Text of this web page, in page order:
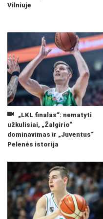
Vilniuje
„LKL finalas“: nematyti
užkulisiai, „Žalgirio“
dominavimas ir „Juventus“
Pelenės istorija